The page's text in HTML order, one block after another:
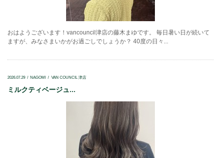
おはようございます！vancouncil津店の藤木まゆです。 毎日暑い日が続いて
ますが、みなさまいかがお過ごしでしょうか？ 40度の日々...
2026.07.29 NAGOMI VAN COUNCIL 津店
ミルクティベージュ...